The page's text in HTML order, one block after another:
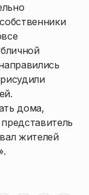
дома,
жителей